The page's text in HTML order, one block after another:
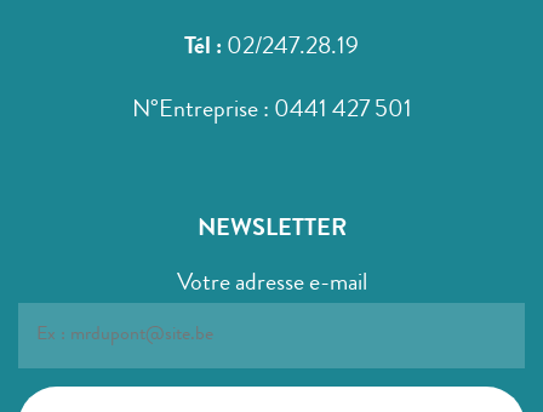
Tél : 02/247.28.19
N°Entreprise : 0441 427 501
NEWSLETTER
Votre adresse e-mail